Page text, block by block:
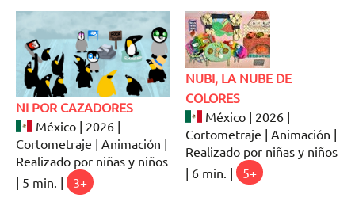
NI POR CAZADORES
México | 2026 |
Cortometraje | Animación |
Realizado por niñas y niños
| 5 min. |
3+
NUBI, LA NUBE DE
COLORES
México | 2026 |
Cortometraje | Animación |
Realizado por niñas y niños
| 6 min. |
5+